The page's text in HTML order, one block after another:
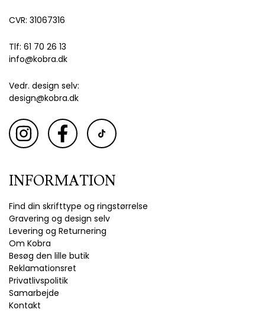
CVR: 31067316
Tlf: 61 70 26 13
info@kobra.dk
Vedr. design selv:
design@kobra.dk
INFORMATION
Find din skrifttype og ringstørrelse
Gravering og design selv
Levering og Returnering
Om Kobra
Besøg den lille butik
Reklamationsret
Privatlivspolitik
Samarbejde
Kontakt